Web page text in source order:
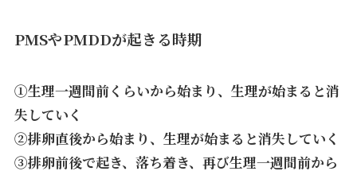
PMSやPMDDが起きる時期
①生理一週間前くらいから始まり、生理が始まると消
失していく
②排卵直後から始まり、生理が始まると消失していく
③排卵前後で起き、落ち着き、再び生理一週間前から